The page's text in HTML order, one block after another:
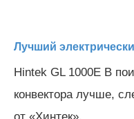
Лучший
Hintek GL 1000E В
конвектора лучше,